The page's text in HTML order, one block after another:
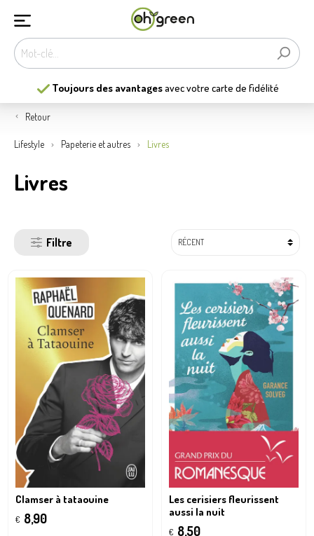
Toujours des avantagesavec votre carte de fidélité
Retour
Lifestyle Papeterie et autres Livres
Livres
Filtre
Clamser à tataouine
€ 8,90
Les cerisiers fleurissent
aussi la nuit
€ 8,50